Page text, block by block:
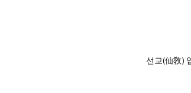
선교(仙敎)